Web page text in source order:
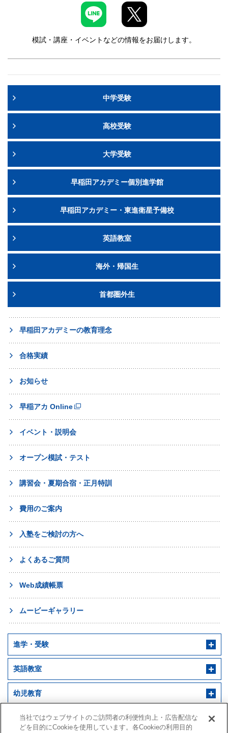
模試・講座・イベントなどの情報をお届けします。
中学受験
高校受験
大学受験
早稲田アカデミー個別進学館
早稲田アカデミー・東進衛星予備校
英語教室
海外・帰国生
首都圏外生
早稲田アカデミーの教育理念
合格実績
お知らせ
早稲アカ Online
イベント・説明会
オープン模試・テスト
講習会・夏期合宿・正月特訓
費用のご案内
入塾をご検討の方へ
よくあるご質問
Web成績帳票
ムービーギャラリー
進学・受験
英語教室
幼児教育
幼児教室サンキッズ
医学部予備校
当社ではウェブサイトのご訪問者の利便性向上・広告配信な
どを目的にCookieを使用しています。各Cookieの利用目的